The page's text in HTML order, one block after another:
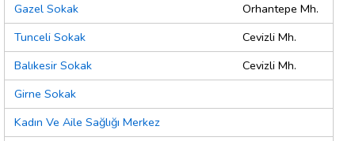
Gazel Sokak
Orhantepe Mh.
Tunceli Sokak
Cevizli Mh.
Balıkesir Sokak
Cevizli Mh.
Girne Sokak
Kadın Ve Aile Sağlığı Merkez